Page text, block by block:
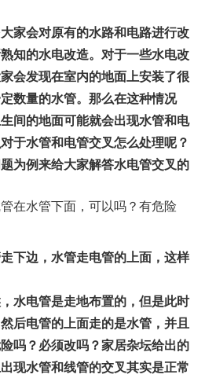
家会对原有的水路和电路进行改
知的水电改造。对于一些水电改
会发现在室内的地面上安装了很
数量的水管。那么在这种情况
间的地面可能就会出现水管和电
于水管和电管交叉怎么处理呢？
为例来给大家解答水电管交叉的
下边，水管走电管的上面，这样
水电管是走地布置的，但是此时
后电管的上面走的是水管，并且
吗？必须改吗？家居杂坛给出的
现水管和线管的交叉其实是正常